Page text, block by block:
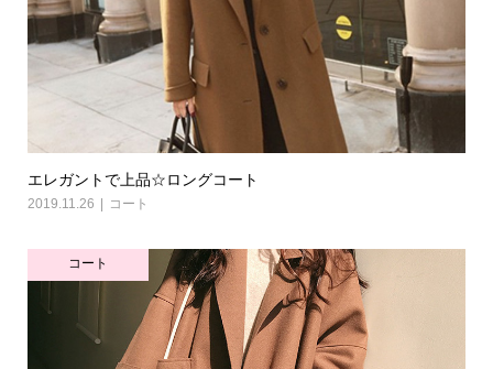
エレガントで上品☆ロングコート
2019.11.26 コート
コート